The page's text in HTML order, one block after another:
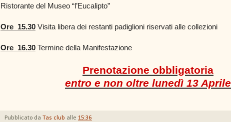
Ristorante del Museo “l’Eucalipto”
Ore 15.30 Visita libera dei restanti padiglioni riservati alle collezioni
Ore 16.30 Termine della Manifestazione
Prenotazione obbligatoria
entro e non oltre lunedì 13 Aprile
Pubblicato da Tas club alle 15:36